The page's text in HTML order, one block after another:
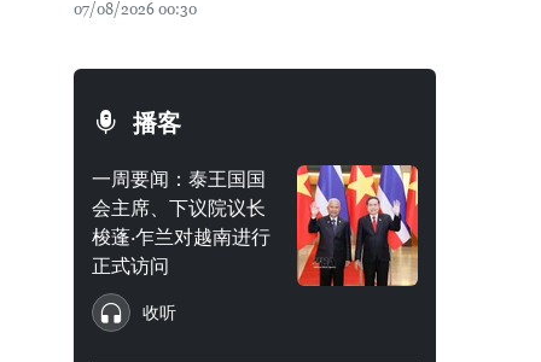
07/08/2026 00:30
播客
一周要闻：泰王国国
会主席、下议院议长
梭蓬·乍兰对越南进行
正式访问
收听